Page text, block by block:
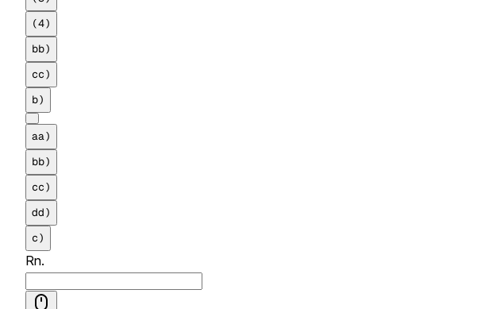
(4)
bb)
cc)
b)
aa)
bb)
cc)
dd)
c)
Rn.